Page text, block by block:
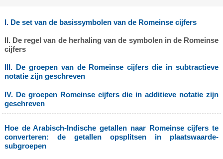
I. De set van de basissymbolen van de Romeinse cijfers
II. De regel van de herhaling van de symbolen in de Romeinse
cijfers
III. De groepen van de Romeinse cijfers die in subtractieve
notatie zijn geschreven
IV. De groepen Romeinse cijfers die in additieve notatie zijn
geschreven
Hoe de Arabisch-Indische getallen naar Romeinse cijfers te
converteren: de getallen opsplitsen in plaatswaarde-
subgroepen